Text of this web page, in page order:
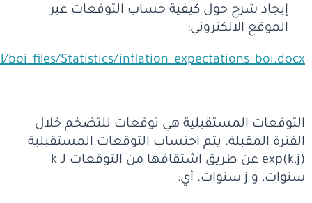
إيجاد شرح حول كيفية حساب التوقعات عبر
الموقع الالكتروني:
Statistics/inflation_expectations_boi.docx
التوقعات المستقبلية هي توقعات للتضخم خلال
الفترة المقبلة. يتم احتساب التوقعات المستقبلية
(k,j)exp عن طريق اشتقاقها من التوقعات لـ k
سنوات، و j سنوات. أي: